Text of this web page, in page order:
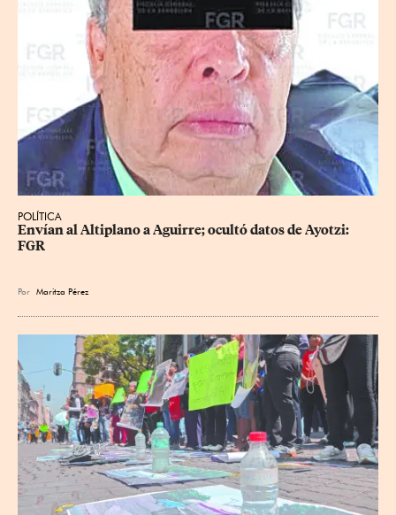
POLÍTICA
Envían al Altiplano a Aguirre; ocultó datos de Ayotzi:
FGR
Por Maritza Pérez